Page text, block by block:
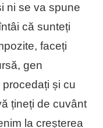
ni se va spune
că sunteți
faceți
gen
și cu
țineți de cuvânt
la creșterea